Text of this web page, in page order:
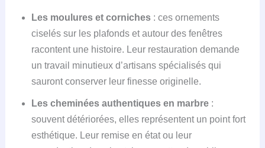
Les moulures et corniches: ces ornements
ciselés sur les plafonds et autour des fenêtres
racontent une histoire. Leur restauration demande
un travail minutieux d’artisans spécialisés qui
sauront conserver leur finesse originelle.
Les cheminées authentiques en marbre:
souvent détériorées, elles représentent un point fort
esthétique. Leur remise en état ou leur